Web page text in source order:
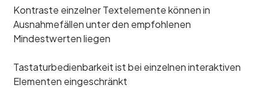
Kontraste einzelner Textelemente können in
Ausnahmefällen unter den empfohlenen
Mindestwerten liegen
Tastaturbedienbarkeit ist bei einzelnen interaktiven
Elementen eingeschränkt